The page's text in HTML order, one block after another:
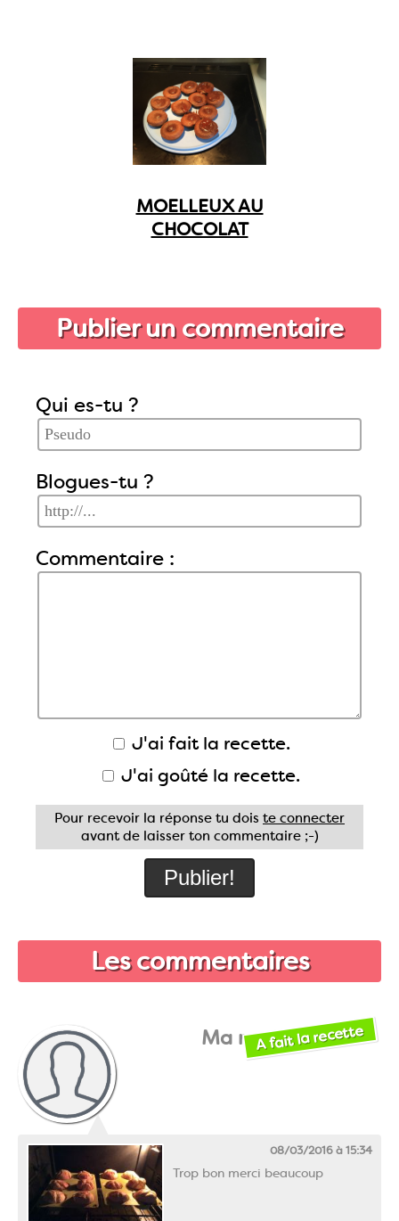
MOELLEUX AU
CHOCOLAT
Publier un commentaire
Qui es-tu ?
Blogues-tu ?
Commentaire :
J'ai fait la recette.
J'ai goûté la recette.
Pour recevoir la réponse tu dois te connecter
avant de laisser ton commentaire ;-)
Les commentaires
Ma momoA fait la recette
08/03/2016 à 15:34
Trop bon merci beaucoup